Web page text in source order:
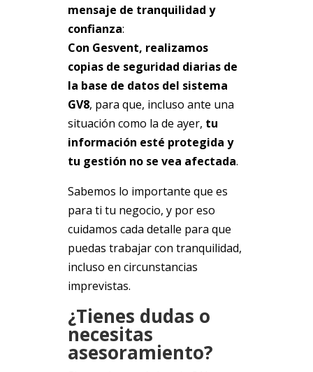
mensaje de tranquilidad y
confianza:
Con Gesvent, realizamos
copias de seguridad diarias de
la base de datos del sistema
GV8, para que, incluso ante una
situación como la de ayer, tu
información esté protegida y
tu gestión no se vea afectada.
Sabemos lo importante que es
para ti tu negocio, y por eso
cuidamos cada detalle para que
puedas trabajar con tranquilidad,
incluso en circunstancias
imprevistas.
¿Tienes dudas o
necesitas
asesoramiento?